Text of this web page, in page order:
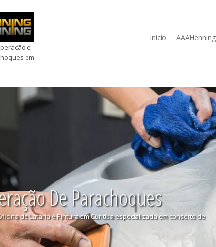
e
em
Início AAAHenning
De Parachoques
de Lataria e Pintura em Curitiba especializada em conserto de